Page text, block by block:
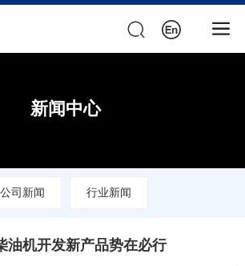
新闻中心
公司新闻 行业新闻
油机开发新产品势在必行